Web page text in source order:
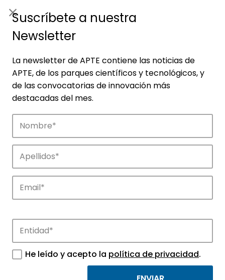
Ofertas de
colaboración
Conoce nuestra oferta de colaboración.
Suscríbete a nuestra
Newsletter
La newsletter de APTE contiene las noticias de
APTE, de los parques científicos y tecnológicos, y
de las convocatorias de innovación más
destacadas del mes.
He leído y acepto la política de privacidad.